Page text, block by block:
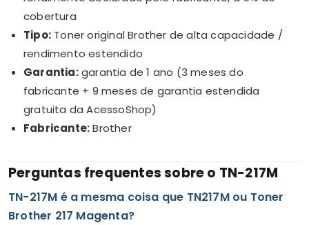
cobertura
Tipo: Toner original Brother de alta capacidade /
rendimento estendido
Garantia:garantia de 1 ano (3 meses do
fabricante + 9 meses de garantia estendida
gratuita da AcessoShop)
Fabricante:Brother
Perguntas frequentes sobre o TN-217M
TN-217M é a mesma coisa que TN217M ou Toner
Brother 217 Magenta?